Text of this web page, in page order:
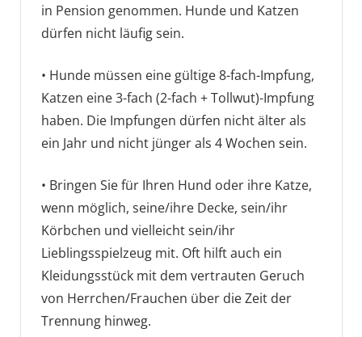
in Pension genommen. Hunde und Katzen
dürfen nicht läufig sein.
• Hunde müssen eine gültige 8-fach-Impfung,
Katzen eine 3-fach (2-fach + Tollwut)-Impfung
haben. Die Impfungen dürfen nicht älter als
ein Jahr und nicht jünger als 4 Wochen sein.
• Bringen Sie für Ihren Hund oder ihre Katze,
wenn möglich, seine/ihre Decke, sein/ihr
Körbchen und vielleicht sein/ihr
Lieblingsspielzeug mit. Oft hilft auch ein
Kleidungsstück mit dem vertrauten Geruch
von Herrchen/Frauchen über die Zeit der
Trennung hinweg.